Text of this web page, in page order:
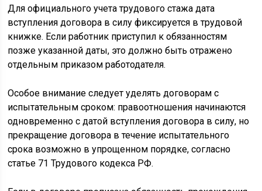
Для официального учета трудового стажа дата
вступления договора в силу фиксируется в трудовой
книжке. Если работник приступил к обязанностям
позже указанной даты, это должно быть отражено
отдельным приказом работодателя.
Особое внимание следует уделять договорам с
испытательным сроком: правоотношения начинаются
одновременно с датой вступления договора в силу, но
прекращение договора в течение испытательного
срока возможно в упрощенном порядке, согласно
статье 71 Трудового кодекса РФ.